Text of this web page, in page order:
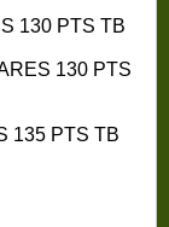
130 PTS TB
130 PTS
135 PTS TB